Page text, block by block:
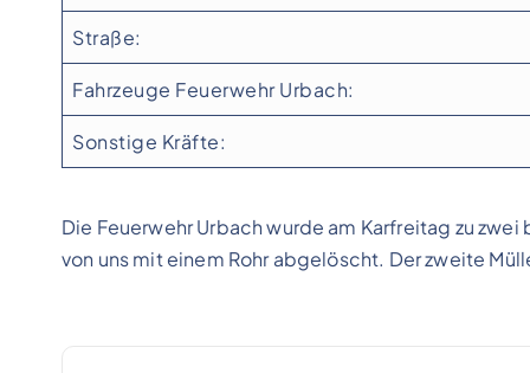
Straße:
Fahrzeuge Feuerwehr Urbach:
Sonstige Kräfte:
Die Feuerwehr Urbach wurde am Karfreitag zu
von uns mit einem Rohr abgelöscht. Der zweite